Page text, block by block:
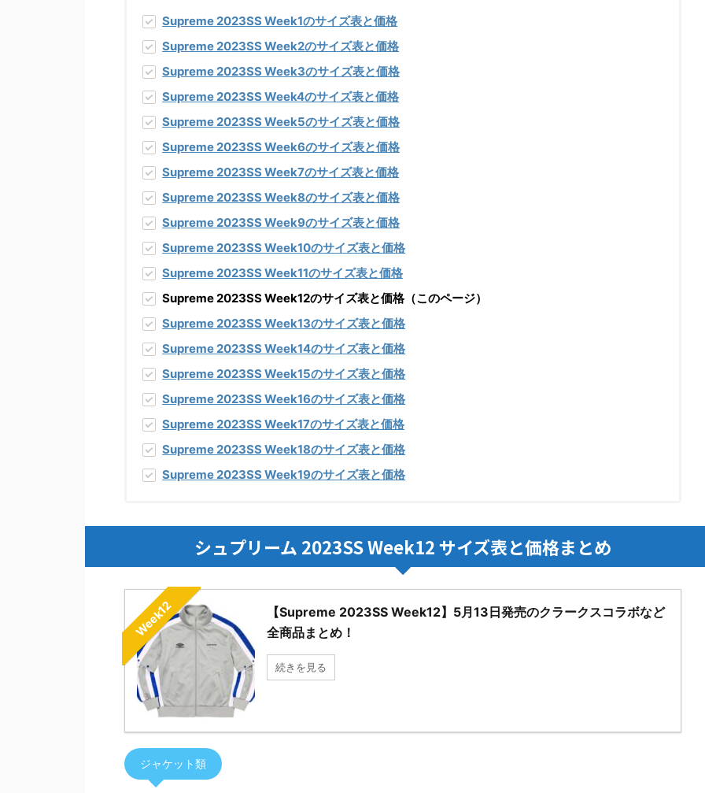
Supreme 2023SS Week1のサイズ表と価格
Supreme 2023SS Week2のサイズ表と価格
Supreme 2023SS Week3のサイズ表と価格
Supreme 2023SS Week4のサイズ表と価格
Supreme 2023SS Week5のサイズ表と価格
Supreme 2023SS Week6のサイズ表と価格
Supreme 2023SS Week7のサイズ表と価格
Supreme 2023SS Week8のサイズ表と価格
Supreme 2023SS Week9のサイズ表と価格
Supreme 2023SS Week10のサイズ表と価格
Supreme 2023SS Week11のサイズ表と価格
Supreme 2023SS Week12のサイズ表と価格（このページ）
Supreme 2023SS Week13のサイズ表と価格
Supreme 2023SS Week14のサイズ表と価格
Supreme 2023SS Week15のサイズ表と価格
Supreme 2023SS Week16のサイズ表と価格
Supreme 2023SS Week17のサイズ表と価格
Supreme 2023SS Week18のサイズ表と価格
Supreme 2023SS Week19のサイズ表と価格
シュプリーム 2023SS Week12 サイズ表と価格まとめ
Week12
【Supreme 2023SS Week12】5月13日発売のクラークスコラボなど
全商品まとめ！
続きを見る
ジャケット類